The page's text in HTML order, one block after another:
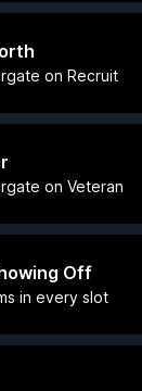
on Recruit
on Veteran
Off
in every slot